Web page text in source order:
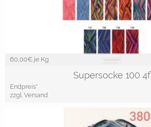
60,00€ je Kg
Supersocke 100 4f
Endpreis*
zzgl. Versand